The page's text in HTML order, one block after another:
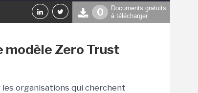
0
Documents gratuits
à télécharger
Zero Trust
organisations qui cherchent